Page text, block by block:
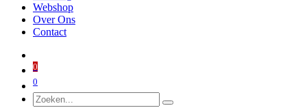
Webshop
Over Ons
Contact
0
0